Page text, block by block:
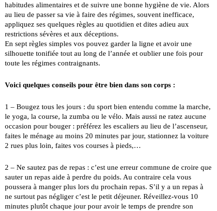
habitudes alimentaires et de suivre une bonne hygiène de vie. Alors
au lieu de passer sa vie à faire des régimes, souvent inefficace,
appliquez ses quelques règles au quotidien et dites adieu aux
restrictions sévères et aux déceptions.
En sept règles simples vos pouvez garder la ligne et avoir une
silhouette tonifiée tout au long de l’année et oublier une fois pour
toute les régimes contraignants.
Voici quelques conseils pour être bien dans son corps :
1 – Bougez tous les jours : du sport bien entendu comme la marche,
le yoga, la course, la zumba ou le vélo. Mais aussi ne ratez aucune
occasion pour bouger : préférez les escaliers au lieu de l’ascenseur,
faites le ménage au moins 20 minutes par jour, stationnez la voiture
2 rues plus loin, faites vos courses à pieds,…
2 – Ne sautez pas de repas : c’est une erreur commune de croire que
sauter un repas aide à perdre du poids. Au contraire cela vous
poussera à manger plus lors du prochain repas. S’il y a un repas à
ne surtout pas négliger c’est le petit déjeuner. Réveillez-vous 10
minutes plutôt chaque jour pour avoir le temps de prendre son